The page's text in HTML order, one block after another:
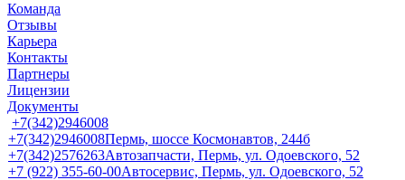
Команда
Отзывы
Карьера
Контакты
Партнеры
Лицензии
Документы
+7(342)2946008
+7(342)2946008Пермь, шоссе Космонавтов, 244б
+7(342)2576263Автозапчасти, Пермь, ул. Одоевского, 52
+7 (922) 355-60-00Автосервис, Пермь, ул. Одоевского, 52